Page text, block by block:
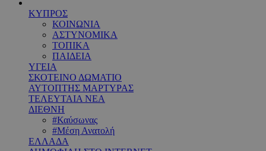
ΚΥΠΡΟΣ
ΚΟΙΝΩΝΙΑ
ΑΣΤΥΝΟΜΙΚΑ
ΤΟΠΙΚΑ
ΠΑΙΔΕΙΑ
ΥΓΕΙΑ
ΣΚΟΤΕΙΝΟ ΔΩΜΑΤΙΟ
ΑΥΤΟΠΤΗΣ ΜΑΡΤΥΡΑΣ
ΤΕΛΕΥΤΑΙΑ ΝΕΑ
ΔΙΕΘΝΗ
#Καύσωνας
#Μέση Ανατολή
ΕΛΛΑΔΑ